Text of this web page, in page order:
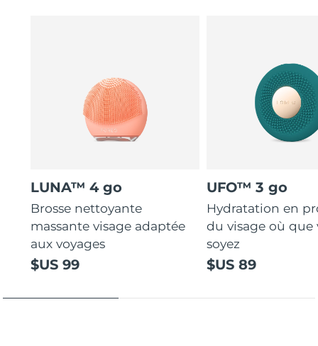
LUNA™ 4 go
Brosse nettoyante
massante visage adaptée
aux voyages
$US 99
UFO™ 3 go
Hydratation en
du visage où que
soyez
$US 89